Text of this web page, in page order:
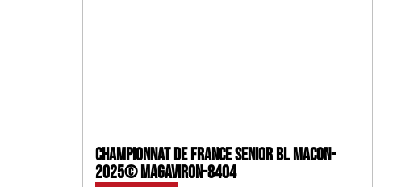
Championnat de France senior BL Macon-
2025© MagAviron-8404